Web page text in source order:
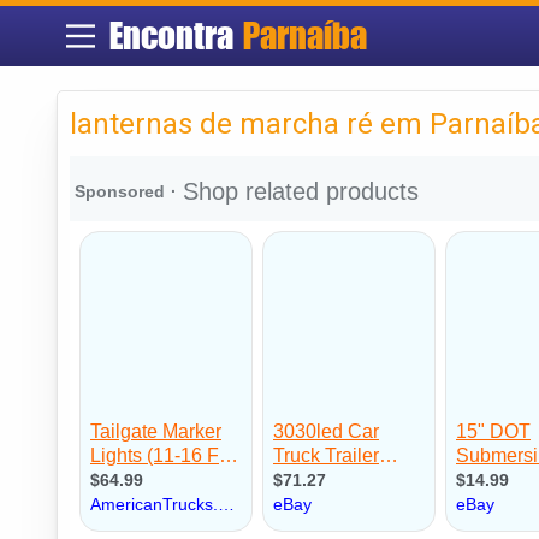
Encontra Parnaíba
lanternas de marcha ré em